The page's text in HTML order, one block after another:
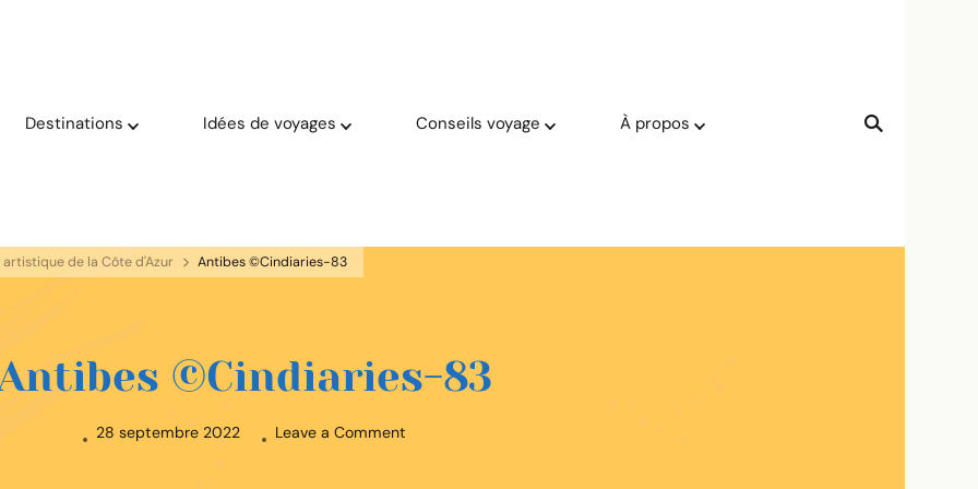
Destinations Idées de voyages Conseils voyage À propos
de la Côte d'Azur Antibes ©Cindiaries-83
©Cindiaries-83
28 septembre 2022 Leave a Comment